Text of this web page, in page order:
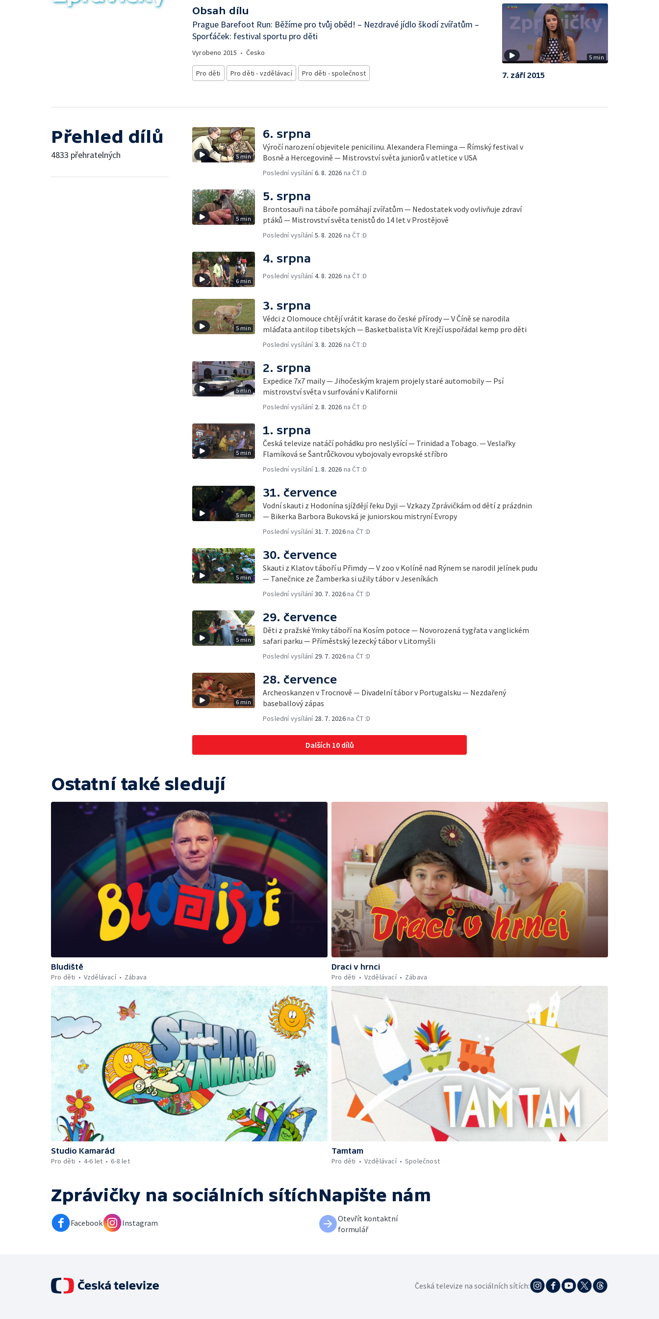
Obsah dílu
Prague Barefoot Run: Běžíme pro tvůj oběd! – Nezdravé jídlo škodí zvířatům –
Sporťáček: festival sportu pro děti
Vyrobeno 2015 • Česko
Pro děti Pro děti - vzdělávací Pro děti - společnost
5 min
7. září 2015
Přehled dílů
4833 přehratelných 5 min
6. srpna
Výročí narození objevitele penicilinu. Alexandera Fleminga — Římský festival v
Bosně a Hercegovině — Mistrovství světa juniorů v atletice v USA
Poslední vysílání6. 8. 2026 na ČT :D
5 min
5. srpna
Brontosauři na táboře pomáhají zvířatům — Nedostatek vody ovlivňuje zdraví
ptáků — Mistrovství světa tenistů do 14 let v Prostějově
Poslední vysílání5. 8. 2026 na ČT :D
6 min
4. srpna
Poslední vysílání4. 8. 2026 na ČT :D
5 min
3. srpna
Vědci z Olomouce chtějí vrátit karase do české přírody — V Číně se narodila
mláďata antilop tibetských — Basketbalista Vít Krejčí uspořádal kemp pro děti
Poslední vysílání3. 8. 2026 na ČT :D
5 min
2. srpna
Expedice 7x7 maily — Jihočeským krajem projely staré automobily — Psí
mistrovství světa v surfování v Kalifornii
Poslední vysílání 2. 8. 2026 na ČT :D
5 min
1. srpna
Česká televize natáčí pohádku pro neslyšící — Trinidad a Tobago. — Veslařky
Flamíková se Šantrůčkovou vybojovaly evropské stříbro
Poslední vysílání 1. 8. 2026 na ČT :D
5 min
31. července
Vodní skauti z Hodonína sjíždějí řeku Dyji — Vzkazy Zprávičkám od dětí z prázdnin
— Bikerka Barbora Bukovská je juniorskou mistryní Evropy
Poslední vysílání31. 7. 2026na ČT :D
5 min
30. července
Skauti z Klatov táboří u Přimdy — V zoo v Kolíně nad Rýnem se narodil jelínek pudu
— Tanečnice ze Žamberka si užily tábor v Jeseníkách
Poslední vysílání30. 7. 2026na ČT :D
5 min
29. července
Děti z pražské Ymky táboří na Kosím potoce — Novorozená tygřata v anglickém
safari parku — Příměstský lezecký tábor v Litomyšli
Poslední vysílání 29. 7. 2026na ČT :D
6 min
28. července
Archeoskanzen v Trocnově — Divadelní tábor v Portugalsku — Nezdařený
baseballový zápas
Poslední vysílání 28. 7. 2026na ČT :D
Dalších 10 dílů
Ostatní také sledují
Bludiště
Pro děti
Vzdělávací Zábava
Draci v hrnci
Pro děti
Vzdělávací Zábava
Studio Kamarád
Pro děti
4-6 let 6-8 let
Tamtam
Pro děti
Vzdělávací Společnost
Zprávičky na sociálních sítích
Facebook Instagram
Napište nám
Otevřít kontaktní
formulář
Česká televize na sociálních sítích: